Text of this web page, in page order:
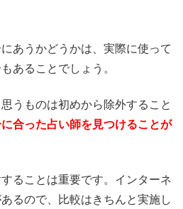
あうかどうかは、実際に使って
あることでしょう。
うものは初めから除外すること
合った占い師を見つけることが
ることは重要です。インターネ
るので、比較はきちんと実施し